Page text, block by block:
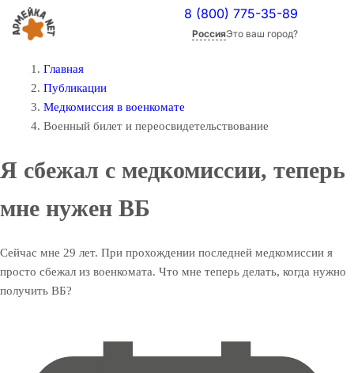
8 (800) 775-35-89
РоссияЭто ваш город?
Главная
Публикации
Медкомиссия в военкомате
Военный билет и переосвидетельствование
Я сбежал с медкомиссии, теперь
мне нужен ВБ
Сейчас мне 29 лет. При прохождении последней медкомиссии я
просто сбежал из военкомата. Что мне теперь делать, когда нужно
получить ВБ?